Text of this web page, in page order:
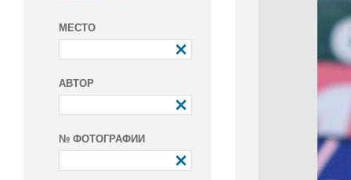
МЕСТО
АВТОР
№ ФОТОГРАФИИ